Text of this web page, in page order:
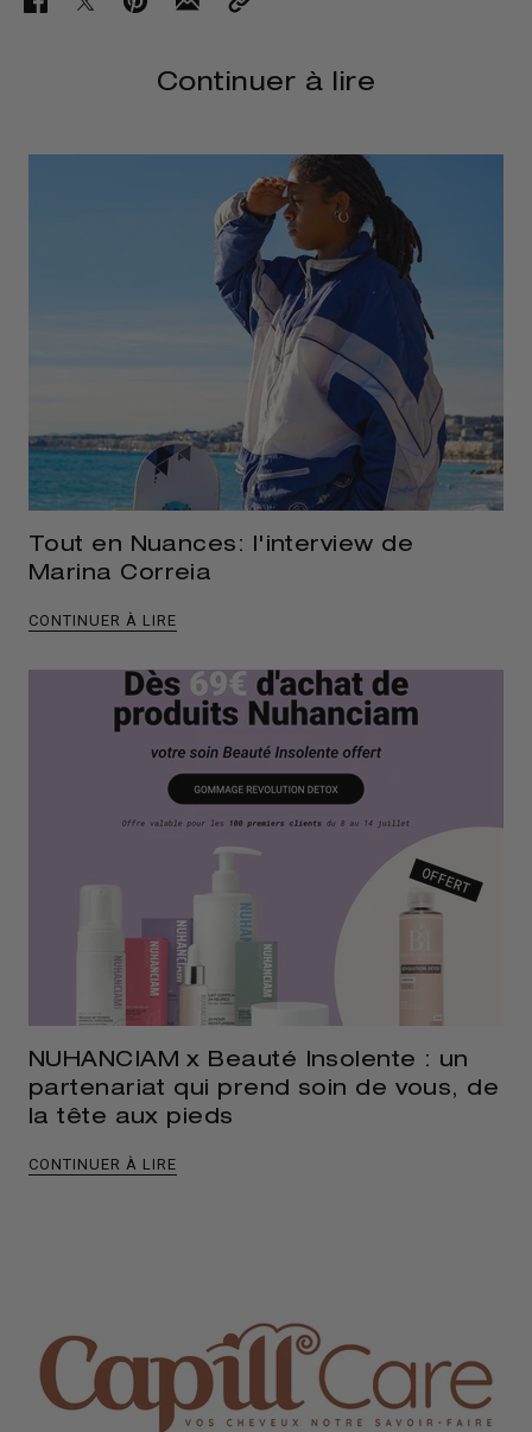
Continuer à lire
Tout en Nuances: l'interview de
Marina Correia
CONTINUER À LIRE
NUHANCIAM x Beauté Insolente : un
partenariat qui prend soin de vous, de
la tête aux pieds
CONTINUER À LIRE